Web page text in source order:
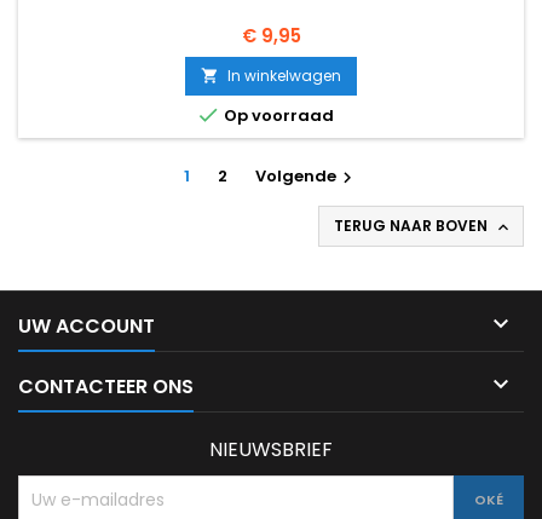
Prijs
€ 9,95
 In winkelwagen
 Op voorraad
1 2 Volgende 
TERUG NAAR BOVEN 
UW ACCOUNT 
CONTACTEER ONS 
NIEUWSBRIEF